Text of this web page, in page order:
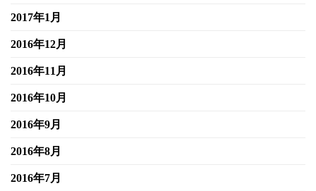
2017年1月
2016年12月
2016年11月
2016年10月
2016年9月
2016年8月
2016年7月